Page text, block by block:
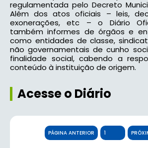
regulamentada pelo Decreto
Além dos atos oficiais – leis,
exonerações, etc – o Diário
também informes de órgãos e
como entidades de classe,
não governamentais de cunho
finalidade social, cabendo a
conteúdo à instituição de origem.
Acesse o Diário
PÁGINA ANTERIOR